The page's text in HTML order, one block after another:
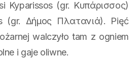
Kyparissos (gr. Κυπάρισσος)
(gr. Δήμος Πλατανιά). Pięć
walczyło tam z ogniem
i gaje oliwne.